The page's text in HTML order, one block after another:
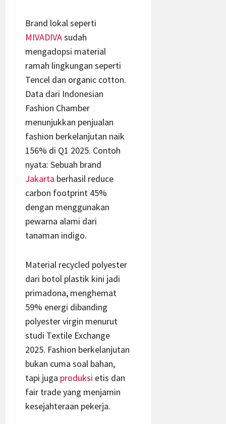
Brand lokal seperti
MIVADIVAsudah
mengadopsi material
ramah lingkungan seperti
Tencel dan organic cotton.
Data dari Indonesian
Fashion Chamber
menunjukkan penjualan
fashion berkelanjutan naik
156% di Q1 2025. Contoh
nyata: Sebuah brand
Jakarta berhasil reduce
carbon footprint 45%
dengan menggunakan
pewarna alami dari
tanaman indigo.
Material recycled polyester
dari botol plastik kini jadi
primadona, menghemat
59% energi dibanding
polyester virgin menurut
studi Textile Exchange
2025. Fashion berkelanjutan
bukan cuma soal bahan,
tapi juga produksi etis dan
fair trade yang menjamin
kesejahteraan pekerja.